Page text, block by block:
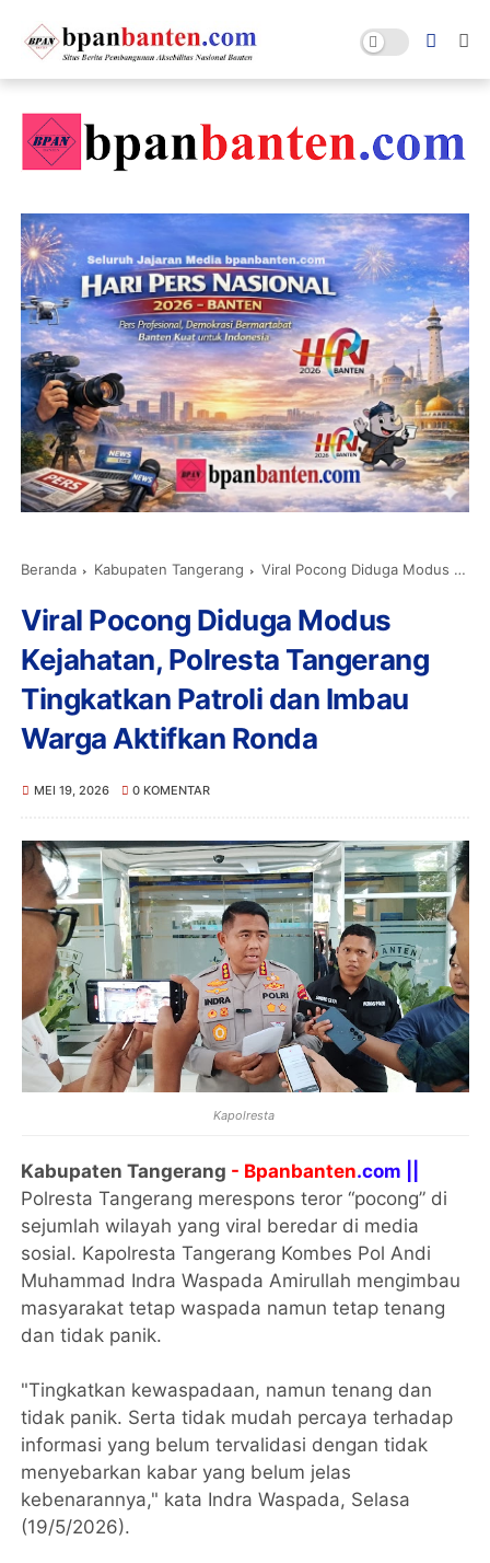
Beranda Kabupaten Tangerang Viral Pocong Diduga Modus Kejahatan, Polresta Tangerang Tingkatkan Patroli dan Imbau Warga Aktifkan Ronda
Viral Pocong Diduga Modus
Kejahatan, Polresta Tangerang
Tingkatkan Patroli dan Imbau
Warga Aktifkan Ronda
MEI 19, 2026 0 KOMENTAR
Kapolresta
Kabupaten Tangerang - Bpanbanten.com ||
Polresta Tangerang merespons teror “pocong” di
sejumlah wilayah yang viral beredar di media
sosial. Kapolresta Tangerang Kombes Pol Andi
Muhammad Indra Waspada Amirullah mengimbau
masyarakat tetap waspada namun tetap tenang
dan tidak panik.
"Tingkatkan kewaspadaan, namun tenang dan
tidak panik. Serta tidak mudah percaya terhadap
informasi yang belum tervalidasi dengan tidak
menyebarkan kabar yang belum jelas
kebenarannya," kata Indra Waspada, Selasa
(19/5/2026).